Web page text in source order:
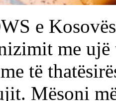
e
me
të
Mësoni